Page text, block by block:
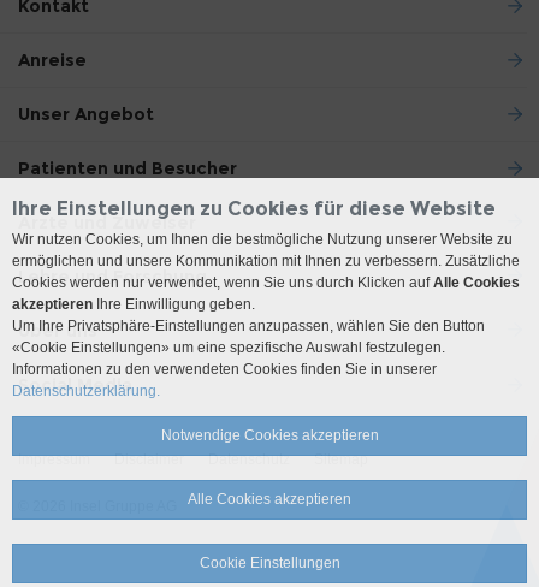
Kontakt
Anreise
Unser Angebot
Patienten und Besucher
Ärzte und Zuweiser
Lehre und Forschung
Über uns
Social Media
Impressum Disclaimer Datenschutz Sitemap
Ihre Einstellungen zu Cookies für diese Website
Wir nutzen Cookies, um Ihnen die bestmögliche Nutzung unserer Website zu
ermöglichen und unsere Kommunikation mit Ihnen zu verbessern. Zusätzliche
Cookies werden nur verwendet, wenn Sie uns durch Klicken aufAlle Cookies
akzeptieren Ihre Einwilligung geben.
Um Ihre Privatsphäre-Einstellungen anzupassen, wählen Sie den Button
«Cookie Einstellungen» um eine spezifische Auswahl festzulegen.
Informationen zu den verwendeten Cookies finden Sie in unserer
Datenschutzerklärung.
Notwendige Cookies akzeptieren
Alle Cookies akzeptieren
Cookie Einstellungen